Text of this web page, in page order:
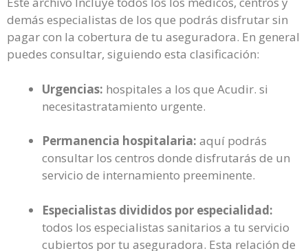
demás especialistas de los que podrás disfrutar sin
pagar con la cobertura de tu aseguradora. En general
puedes consultar, siguiendo esta clasificación:
Urgencias: hospitales a los que Acudir. si
necesitastratamiento urgente.
Permanencia hospitalaria: aquí podrás
consultar los centros donde disfrutarás de un
servicio de internamiento preeminente.
Especialistas divididos por especialidad:
todos los especialistas sanitarios a tu servicio
cubiertos por tu aseguradora. Esta relación de